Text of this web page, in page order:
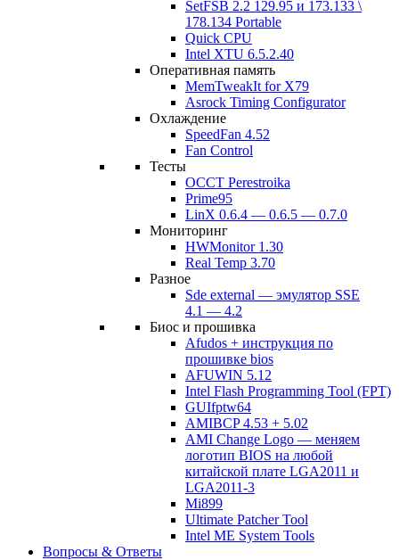
SetFSB 2.2 129.95 и 173.133 \
178.134 Portable
Quick CPU
Intel XTU 6.5.2.40
Оперативная память
MemTweakIt for X79
Asrock Timing Configurator
Охлаждение
SpeedFan 4.52
Fan Control
Тесты
OCCT Perestroika
Prime95
LinX 0.6.4 — 0.6.5 — 0.7.0
Мониторинг
HWMonitor 1.30
Real Temp 3.70
Разное
Sde external — эмулятор SSE
4.1 — 4.2
Биос и прошивка
Afudos + инструкция по
прошивке bios
AFUWIN 5.12
Intel Flash Programming Tool (FPT)
GUIfptw64
AMIBCP 4.53 + 5.02
AMI Change Logo — меняем
логотип BIOS на любой
китайской плате LGA2011 и
LGA2011-3
Mi899
Ultimate Patcher Tool
Intel ME System Tools
Вопросы & Ответы